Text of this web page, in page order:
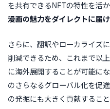
を共有できるNFTの特性を活か
漫画の魅力をダイレクトに届
さらに、翻訳やローカライズ
削減できるため、これまで以
に海外展開することが可能に
のさらなるグローバル化を促
の発掘にも大きく貢献すること